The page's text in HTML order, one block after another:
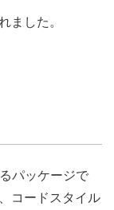
ました。
パッケージで
コードスタイル